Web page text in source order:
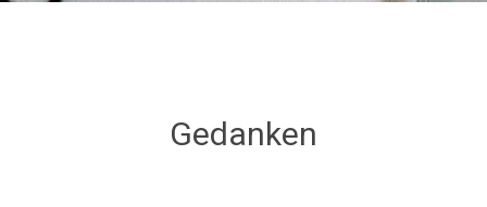
Gedanken